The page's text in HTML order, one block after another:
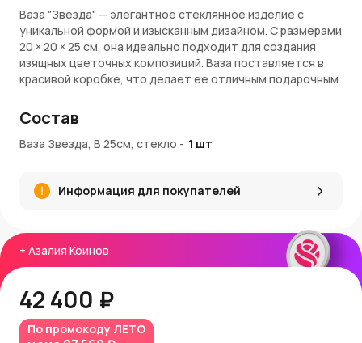
+ Азалия Коинов
42 400 ₽
По промокоду ЛЕТО
Ваза "Звезда" — элегантное стеклянное изделие с
уникальной формой и изысканным дизайном. С размерами
20 × 20 × 25 см, она идеально подходит для создания
изящных цветочных композиций. Ваза поставляется в
красивой коробке, что делает ее отличным подарочным
универсальность позволяют использовать вазу в
различных интерьерах.
Преимущества:
Размеры: 20 × 20 × 25 см — подходит для крупных и
выразительных композиций
Поставка в коробке — идеальный вариант для подарка
Современный и универсальный дизайн — подходит
для любого интерьера
Купить вазу "Звезда"
AzaliaNow. Мы обеспечиваем быструю доставку по
Состав
Ваза Звезда, В 25см, стекло - 1 шт
Информация для покупателей